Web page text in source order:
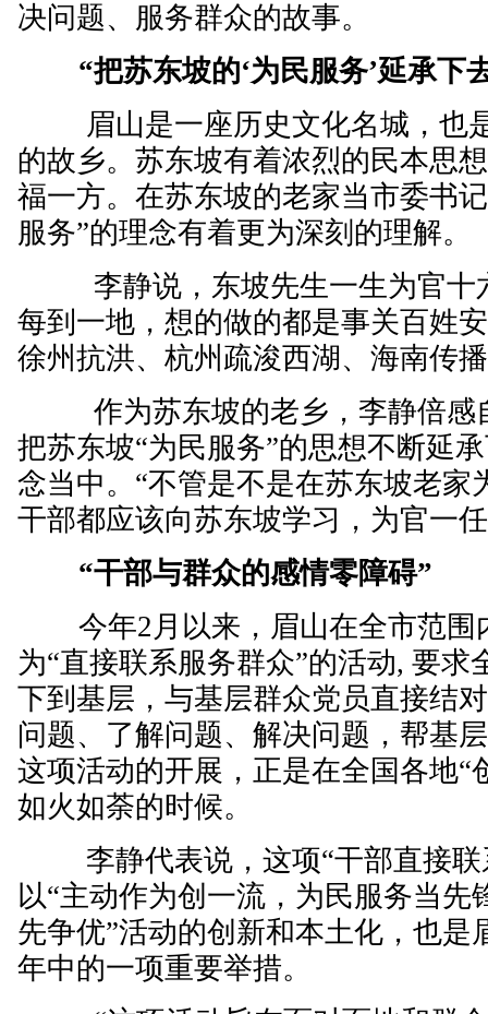
决问题、服务群众的故事。
“把苏东坡的‘为民服务’延承下
眉山是一座历史文化名城，也
的故乡。苏东坡有着浓烈的民本思
福一方。在苏东坡的老家当市委书
服务”的理念有着更为深刻的理解。
李静说，东坡先生一生为官十
每到一地，想的做的都是事关百姓
徐州抗洪、杭州疏浚西湖、海南传
作为苏东坡的老乡，李静倍感
把苏东坡“为民服务”的思想不断延
念当中。“不管是不是在苏东坡老家
干部都应该向苏东坡学习，为官一
“干部与群众的感情零障碍”
今年2月以来，眉山在全市范围
为“直接联系服务群众”的活动, 要求
下到基层，与基层群众党员直接结
问题、了解问题、解决问题，帮基
这项活动的开展，正是在全国各地“
如火如荼的时候。
李静代表说，这项“干部直接联
以“主动作为创一流，为民服务当先
先争优”活动的创新和本土化，也是
年中的一项重要举措。